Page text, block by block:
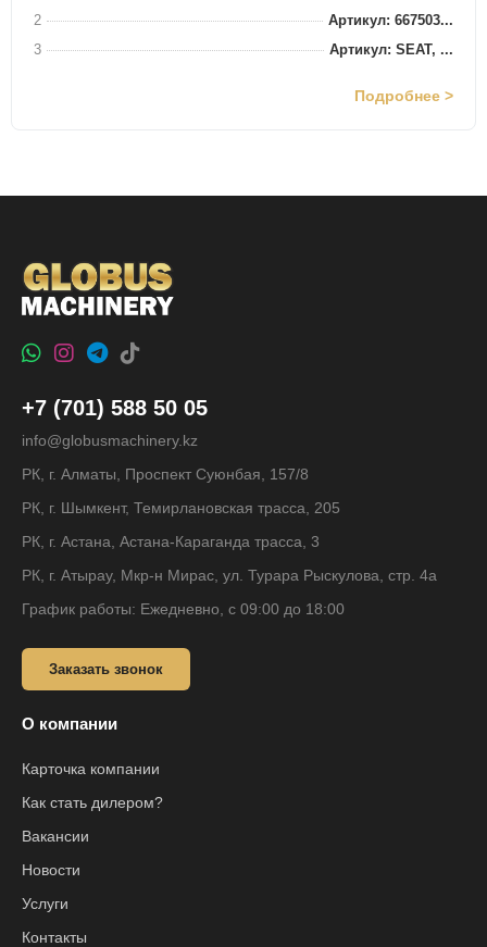
2
Артикул: 667503...
3
Артикул: SEAT, ...
Подробнее >
+7 (701) 588 50 05
info@globusmachinery.kz
РК, г. Алматы, Проспект Суюнбая, 157/8
РК, г. Шымкент, Темирлановская трасса, 205
РК, г. Астана, Астана-Караганда трасса, 3
РК, г. Атырау, Мкр-н Мирас, ул. Турара Рыскулова, стр. 4а
График работы: Ежедневно, с 09:00 до 18:00
Заказать звонок
О компании
Карточка компании
Как стать дилером?
Вакансии
Новости
Услуги
Контакты